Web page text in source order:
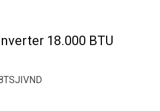
18.000 BTU